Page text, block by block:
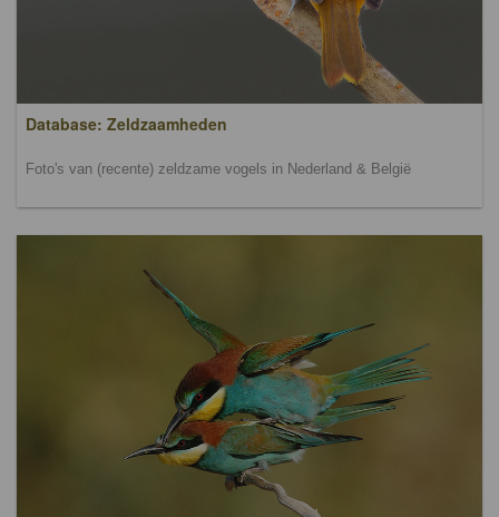
Database: Zeldzaamheden
Foto's van (recente) zeldzame vogels in Nederland & België